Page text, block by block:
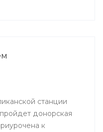
станции
донорская
к